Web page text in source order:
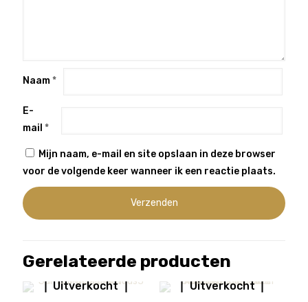
Naam*
E-
mail *
Mijn naam, e-mail en site opslaan in deze browser
voor de volgende keer wanneer ik een reactie plaats.
Gerelateerde producten
Uitverkocht Uitverkocht